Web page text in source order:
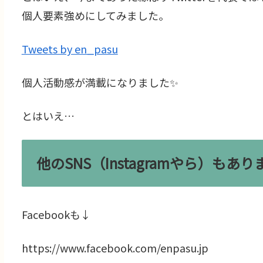
個人要素強めにしてみました。
Tweets by en_pasu
個人活動感が満載になりました✨
とはいえ…
他のSNS（Instagramやら）もあり
Facebookも↓
https://www.facebook.com/enpasu.jp